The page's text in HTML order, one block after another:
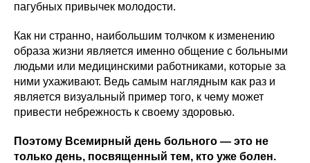
пагубных привычек молодости.
Как ни странно, наибольшим толчком к изменению
образа жизни является именно общение с больными
людьми или медицинскими работниками, которые за
ними ухаживают. Ведь самым наглядным как раз и
является визуальный пример того, к чему может
привести небрежность к своему здоровью.
Поэтому Всемирный день больного — это не
только день, посвященный тем, кто уже болен.